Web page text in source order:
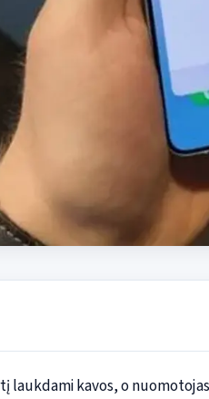
laukdami kavos, o